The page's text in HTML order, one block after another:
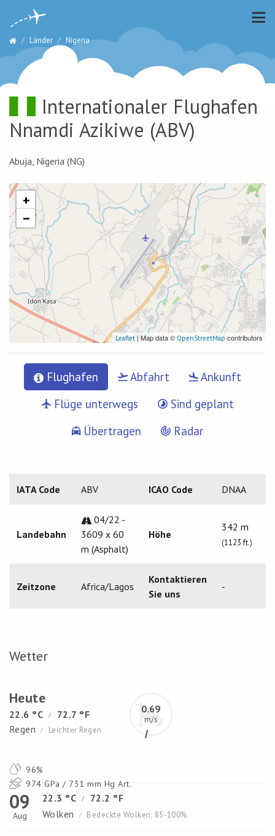
Länder Nigeria
Internationaler Flughafen
Nnamdi Azikiwe (ABV)
Abuja, Nigeria (NG)
+
−
Leaflet | Map data © OpenStreetMap contributors
Flughafen Abfahrt
Ankunft
Flüge unterwegs
Sind geplant
Übertragen
Radar
IATA Code ABV ICAO Code DNAA
Landebahn
04/22 -
3609 x 60
m (Asphalt)
Höhe
342 m
(1123 ft.)
Zeitzone Africa/Lagos
Kontaktieren
Sie uns
-
Wetter
Heute
22.6 °C /
72.7 °F
Regen
/ Leichter Regen
0.69
m/s
96%
974 GPa / 731 mm Hg Art.
09
Aug
22.3 °C /
72.2 °F
Wolken
/ Bedeckte Wolken: 85-100%